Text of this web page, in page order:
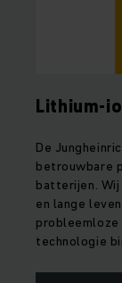
Lithium-
De
betrouwbare
batterijen.
en lange
probleemloze
technologie